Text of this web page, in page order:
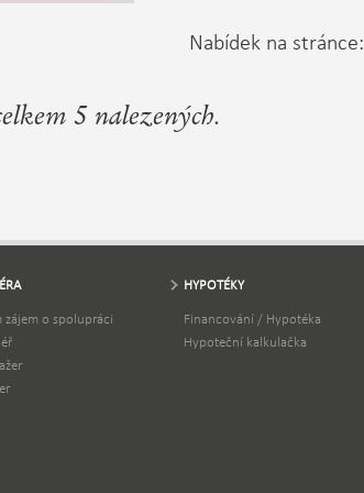
Nabídek na stránce:
5 nalezených.
zájem o spolupráci
HYPOTÉKY
Financování / Hypotéka
Hypoteční kalkulačka